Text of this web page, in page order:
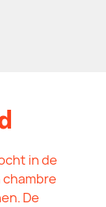
in de
chambre
De